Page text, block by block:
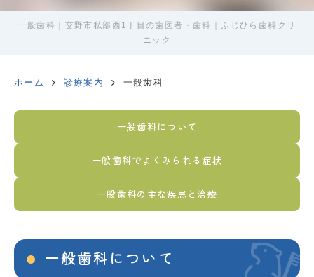
一般歯科｜交野市私部西1丁目の歯医者・歯科｜ふじひら歯科クリ
ニック
ホーム 診療案内 一般歯科
一般歯科について
一般歯科でよくみられる症状
一般歯科の主な疾患と治療
一般歯科について